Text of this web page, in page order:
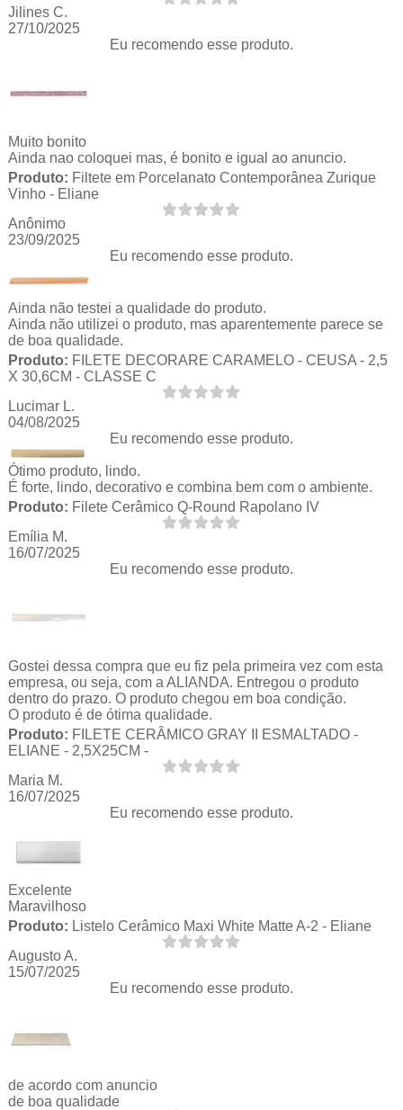
Jilines C.
27/10/2025
Eu recomendo esse produto.
Muito bonito
Ainda nao coloquei mas, é bonito e igual ao anuncio.
Produto: Filtete em Porcelanato Contemporânea Zurique
Vinho - Eliane
Anônimo
23/09/2025
Eu recomendo esse produto.
Ainda não testei a qualidade do produto.
Ainda não utilizei o produto, mas aparentemente parece se
de boa qualidade.
Produto: FILETE DECORARE CARAMELO - CEUSA - 2,5
X 30,6CM - CLASSE C
Lucimar L.
04/08/2025
Eu recomendo esse produto.
Ótimo produto, lindo.
É forte, lindo, decorativo e combina bem com o ambiente.
Produto: Filete Cerâmico Q-Round Rapolano IV
Emília M.
16/07/2025
Eu recomendo esse produto.
Gostei dessa compra que eu fiz pela primeira vez com esta
empresa, ou seja, com a ALIANDA. Entregou o produto
dentro do prazo. O produto chegou em boa condição.
O produto é de ótima qualidade.
Produto: FILETE CERÂMICO GRAY II ESMALTADO -
ELIANE - 2,5X25CM -
Maria M.
16/07/2025
Eu recomendo esse produto.
Excelente
Maravilhoso
Produto: Listelo Cerâmico Maxi White Matte A-2 - Eliane
Augusto A.
15/07/2025
Eu recomendo esse produto.
de acordo com anuncio
de boa qualidade